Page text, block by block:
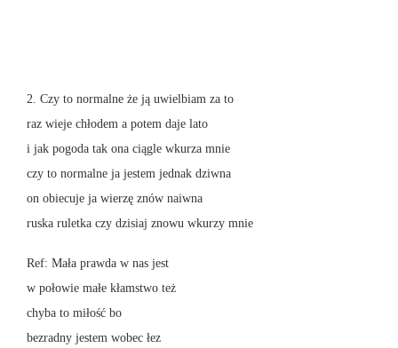
2. Czy to normalne że ją uwielbiam za to
raz wieje chłodem a potem daje lato
i jak pogoda tak ona ciągle wkurza mnie
czy to normalne ja jestem jednak dziwna
on obiecuje ja wierzę znów naiwna
ruska ruletka czy dzisiaj znowu wkurzy mnie
Ref: Mała prawda w nas jest
w połowie małe kłamstwo też
chyba to miłość bo
bezradny jestem wobec łez